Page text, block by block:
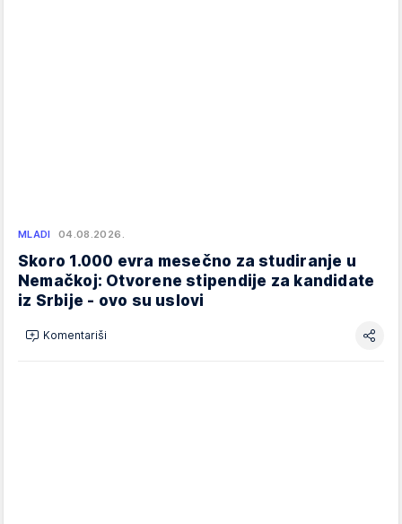
MLADI 04.08.2026.
Skoro 1.000 evra mesečno za studiranje u
Nemačkoj: Otvorene stipendije za kandidate
iz Srbije - ovo su uslovi
Komentariši